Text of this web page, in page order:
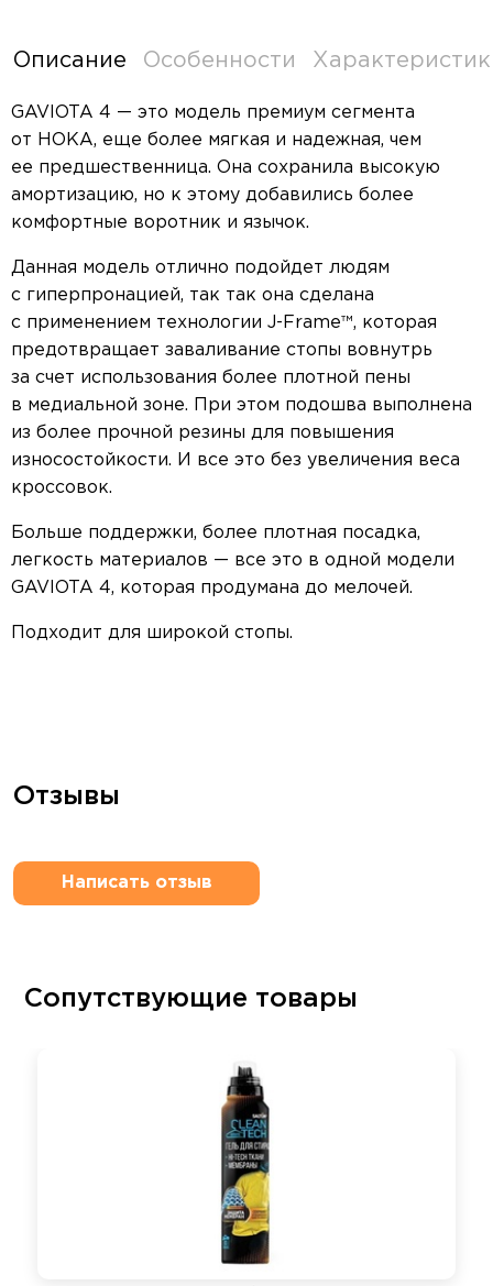
Описание Особенности
GAVIOTA 4 — это модель премиум сегмента
от HOKA, еще более мягкая и надежная, чем
ее предшественница. Она сохранила высокую
амортизацию, но к этому добавились более
комфортные воротник и язычок.
Данная модель отлично подойдет людям
с гиперпронацией, так так она сделана
с применением технологии J-Frame™, которая
предотвращает заваливание стопы вовнутрь
за счет использования более плотной пены
в медиальной зоне. При этом подошва выполнена
из более прочной резины для повышения
износостойкости. И все это без увеличения веса
кроссовок.
Больше поддержки, более плотная посадка,
легкость материалов — все это в одной модели
GAVIOTA 4, которая продумана до мелочей.
Подходит для широкой стопы.
Отзывы
Написать отзыв
Сопутствующие товары